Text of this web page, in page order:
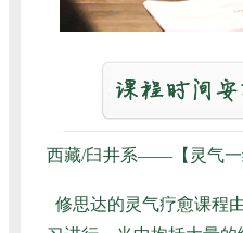
西藏/臼井系——【灵气一
修思达的灵气疗愈课程